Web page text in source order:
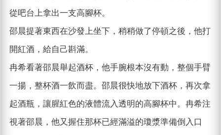
從吧台上拿出一支高腳杯。
邵晨提著東西在沙發上坐下，稍稍做了停頓之後，他打
開紅酒，給自己斟滿。
冉希看著邵晨舉起酒杯，他手腕根本沒有動，整個手臂
一揚，整杯酒一飲而盡。邵晨很快地放下酒杯，再次拿
起酒瓶，讓腥紅色的液體流入透明的高腳杯中。冉希注
視著邵晨，他又握住那杯已經滿溢的瓊漿準備倒入口